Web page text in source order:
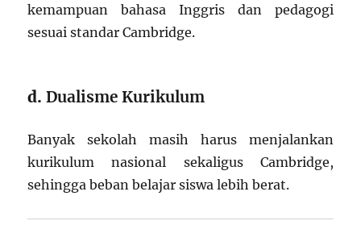
kemampuan bahasa Inggris dan pedagogi
sesuai standar Cambridge.
d.Dualisme Kurikulum
Banyak sekolah masih harus menjalankan
kurikulum nasional sekaligus Cambridge,
sehingga beban belajar siswa lebih berat.